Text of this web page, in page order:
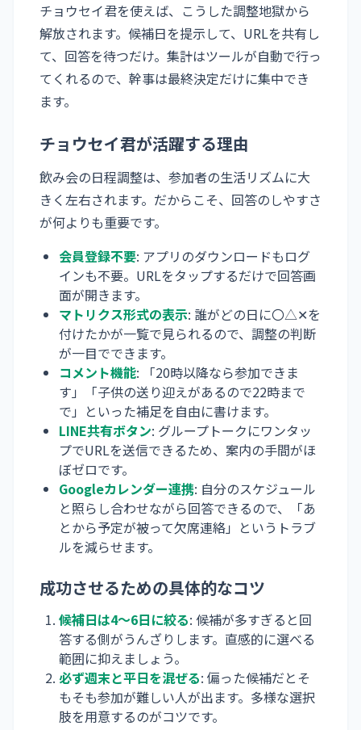
チョウセイ君を使えば、こうした調整地獄から
解放されます。候補日を提示して、URLを共有し
て、回答を待つだけ。集計はツールが自動で行っ
てくれるので、幹事は最終決定だけに集中でき
ます。
チョウセイ君が活躍する理由
飲み会の日程調整は、参加者の生活リズムに大
きく左右されます。だからこそ、回答のしやすさ
が何よりも重要です。
会員登録不要: アプリのダウンロードもログ
インも不要。URLをタップするだけで回答画
面が開きます。
マトリクス形式の表示: 誰がどの日に〇△✕を
付けたかが一覧で見られるので、調整の判断
が一目でできます。
コメント機能: 「20時以降なら参加できま
す」「子供の送り迎えがあるので22時まで
で」といった補足を自由に書けます。
LINE共有ボタン: グループトークにワンタッ
プでURLを送信できるため、案内の手間がほ
ぼゼロです。
Googleカレンダー連携: 自分のスケジュール
と照らし合わせながら回答できるので、「あ
とから予定が被って欠席連絡」というトラブ
ルを減らせます。
成功させるための具体的なコツ
候補日は4〜6日に絞る: 候補が多すぎると回
答する側がうんざりします。直感的に選べる
範囲に抑えましょう。
必ず週末と平日を混ぜる: 偏った候補だとそ
もそも参加が難しい人が出ます。多様な選択
肢を用意するのがコツです。